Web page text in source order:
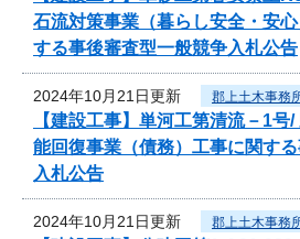
石流対策事業（暮らし安全・安
する事後審査型一般競争入札公告
2024年10月21日更新 郡上土木事務
【建設工事】単河工第清流－1
能回復事業（債務）工事に関す
入札公告
2024年10月21日更新 郡上土木事務